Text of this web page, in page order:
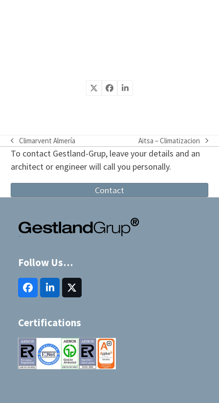
previous
post:
Climarvent Almería
next
post:
Aitsa – Climatizacion
To contact Gestland-Grup, leave your details and an
architect or engineer will call you personally.
Contact
Follow Us…
FacebookLinkedInTwitter
(deprecated)
Certifications